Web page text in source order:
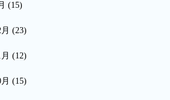
(15)
(23)
(12)
(15)